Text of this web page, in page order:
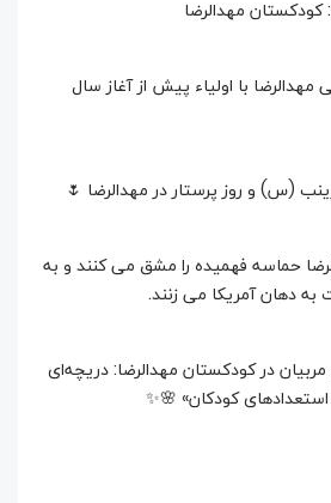
مهدالرضا
مهدالرضا با اولیاء پیش از آغاز سال
(س) و روز پرستار در مهدالرضا 🌷
حماسه فهمیده را مشق می کنند و به
دهان آمریکا می زنند.
در کودکستان مهدالرضا: دریچه‌ای
کودکان» 🌸✨